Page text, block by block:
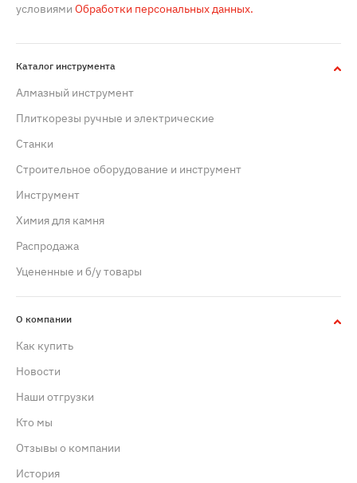
условиями Обработки персональных данных.
Каталог инструмента
Алмазный инструмент
Плиткорезы ручные и электрические
Станки
Строительное оборудование и инструмент
Инструмент
Химия для камня
Распродажа
Уцененные и б/у товары
О компании
Как купить
Новости
Наши отгрузки
Кто мы
Отзывы о компании
История